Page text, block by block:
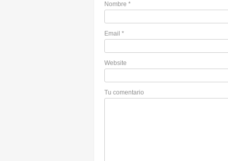
Nombre *
Email *
Website
Tu comentario